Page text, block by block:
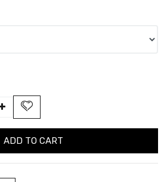
ADD TO CART